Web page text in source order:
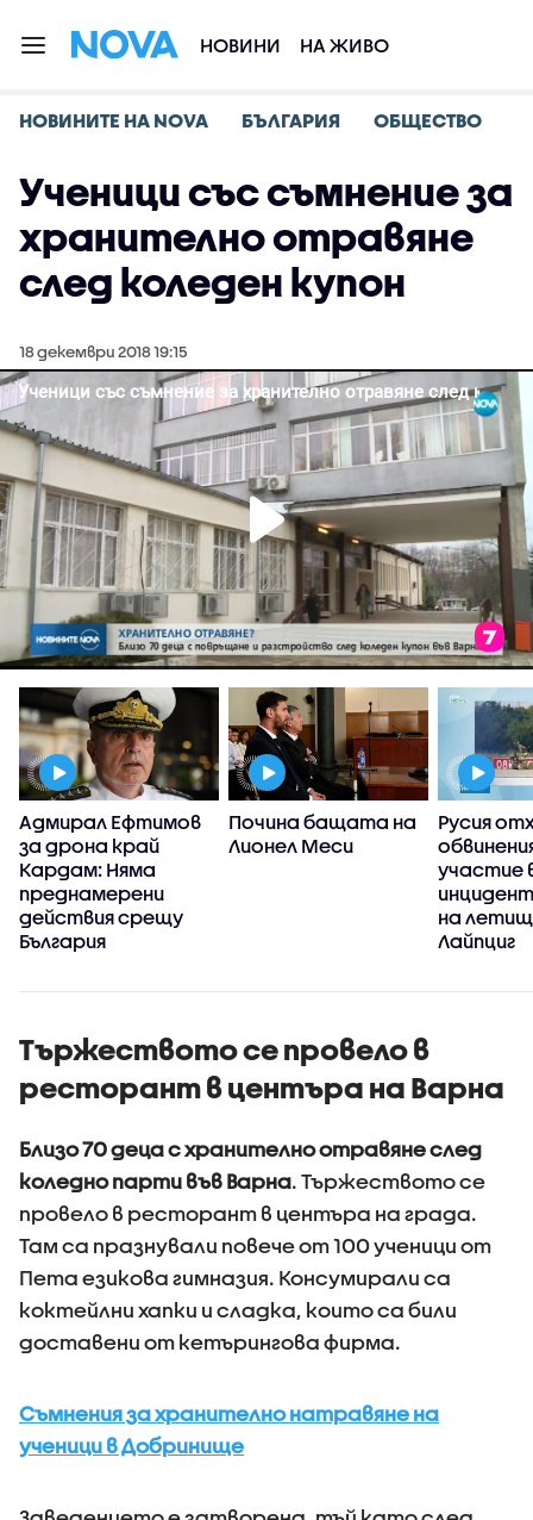
НОВИНИ НА ЖИВО
НОВИНИТЕ НА NOVA БЪЛГАРИЯ ОБЩЕСТВО
Ученици със съмнение за
хранително отравяне
след коледен купон
18 декември 2018 19:15
Адмирал Ефтимов
за дрона край
Кардам: Няма
преднамерени
действия срещу
България
Почина бащата на
Лионел Меси
Русия
участие
на
Лайпциг
Тържеството се провело в
ресторант в центъра на Варна
Близо 70 деца с хранително отравяне след
коледно парти във Варна. Тържеството се
провело в ресторант в центъра на града.
Там са празнували повече от 100 ученици от
Пета езикова гимназия. Консумирали са
коктейлни хапки и сладка, които са били
доставени от кетърингова фирма.
Съмнения за хранително натравяне на
ученици в Добринище